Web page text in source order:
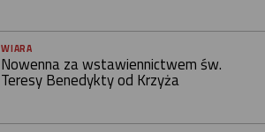
WIARA
Nowenna za wstawiennictwem św.
Teresy Benedykty od Krzyża